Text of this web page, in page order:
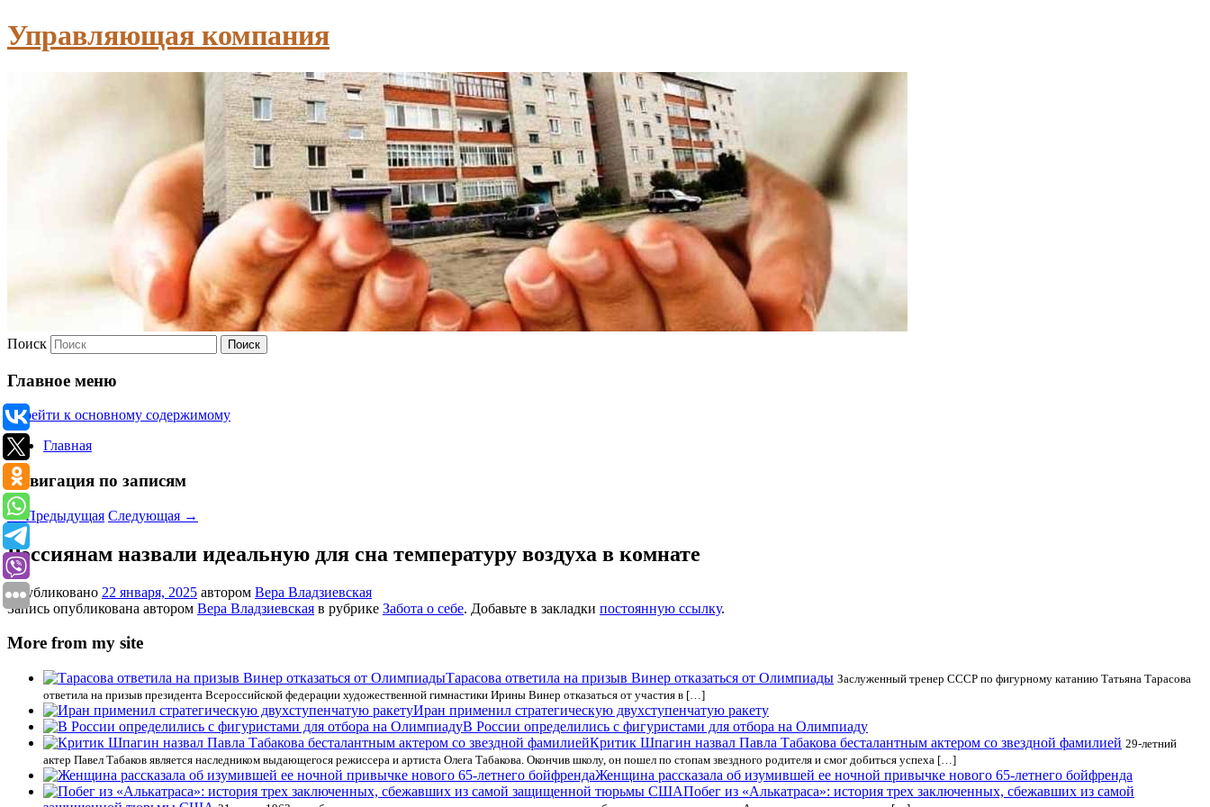
Управляющая компания
Поиск
Главное меню
Перейти к основному содержимому
Главная
Навигация по записям
←Предыдущая Следующая →
Россиянам назвали идеальную для сна температуру воздуха в комнате
Опубликовано 22 января, 2025 автором Вера Владзиевская
Запись опубликована автором Вера Владзиевская в рубрике Забота о себе. Добавьте в закладки постоянную ссылку.
More from my site
Тарасова ответила на призыв Винер отказаться от Олимпиады Заслуженный тренер СССР по фигурному катанию Татьяна Тарасова
ответила на призыв президента Всероссийской федерации художественной гимнастики Ирины Винер отказаться от участия в […]
Иран применил стратегическую двухступенчатую ракету
В России определились с фигуристами для отбора на Олимпиаду
Критик Шпагин назвал Павла Табакова бесталантным актером со звездной фамилией 29-летний
актер Павел Табаков является наследником выдающегося режиссера и артиста Олега Табакова. Окончив школу, он пошел по стопам звездного родителя и смог добиться успеха […]
Женщина рассказала об изумившей ее ночной привычке нового 65-летнего бойфренда
Побег из «Алькатраса»: история трех заключенных, сбежавших из самой